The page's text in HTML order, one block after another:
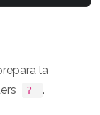
la
? .